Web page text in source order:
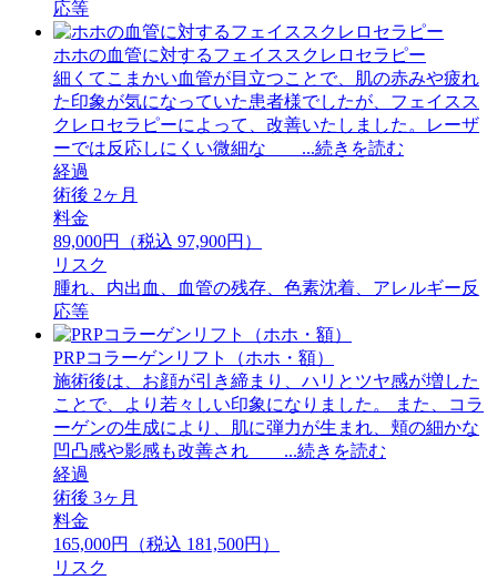
応等
ホホの血管に対するフェイススクレロセラピー
細くてこまかい血管が目立つことで、肌の赤みや疲れ
た印象が気になっていた患者様でしたが、フェイスス
クレロセラピーによって、改善いたしました。レーザ
ーでは反応しにくい微細な ...続きを読む
経過
術後 2ヶ月
料金
89,000円（税込 97,900円）
リスク
腫れ、内出血、血管の残存、色素沈着、アレルギー反
応等
PRPコラーゲンリフト（ホホ・額）
施術後は、お顔が引き締まり、ハリとツヤ感が増した
ことで、より若々しい印象になりました。 また、コラ
ーゲンの生成により、肌に弾力が生まれ、頬の細かな
凹凸感や影感も改善され ...続きを読む
経過
術後 3ヶ月
料金
165,000円（税込 181,500円）
リスク